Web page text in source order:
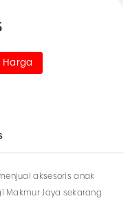
Harga
aksesoris anak
Makmur Jaya sekarang